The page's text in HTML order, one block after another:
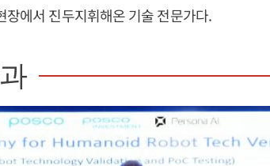
장에서 진두지휘해온 기술 전문가다.